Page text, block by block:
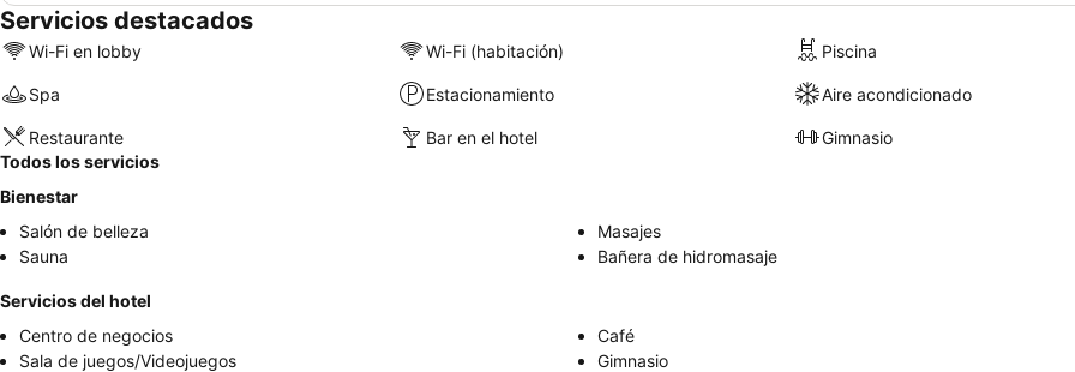
Servicios destacados
Wi-Fi en lobby Wi-Fi (habitación) Piscina
Spa Estacionamiento Aire acondicionado
Restaurante Bar en el hotel
Gimnasio
Todos los servicios
Bienestar
Salón de belleza
Masajes
Sauna
Bañera de hidromasaje
Servicios del hotel
Centro de negocios
Café
Sala de juegos/Videojuegos
Gimnasio